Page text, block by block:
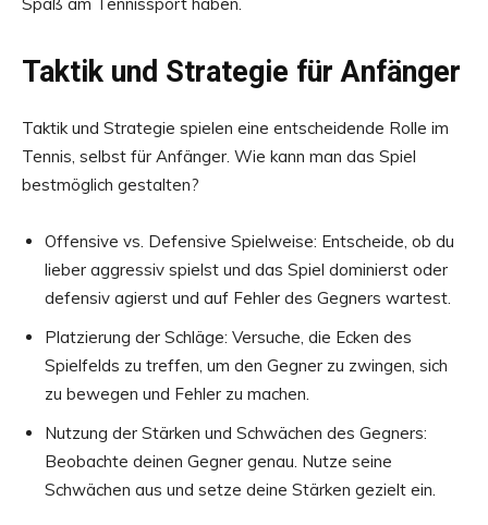
Taktik und Strategie für Anfänger
Taktik und Strategie spielen eine entscheidende Rolle im
Tennis, selbst für Anfänger. Wie kann man das Spiel
bestmöglich gestalten?
Offensive vs. Defensive Spielweise: Entscheide, ob du
lieber aggressiv spielst und das Spiel dominierst oder
defensiv agierst und auf Fehler des Gegners wartest.
Platzierung der Schläge: Versuche, die Ecken des
Spielfelds zu treffen, um den Gegner zu zwingen, sich
zu bewegen und Fehler zu machen.
Nutzung der Stärken und Schwächen des Gegners:
Beobachte deinen Gegner genau. Nutze seine
Schwächen aus und setze deine Stärken gezielt ein.